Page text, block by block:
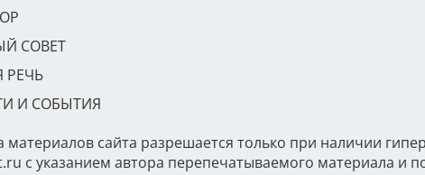
СОВЕТ
РЕЧЬ
И СОБЫТИЯ
материалов сайта разрешается только при наличии
с указанием автора перепечатываемого материала и